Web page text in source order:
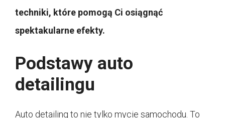
techniki, które pomogą Ci osiągnąć
spektakularne efekty.
Podstawy auto
detailingu
Auto detailing to nie tylko mycie samochodu. To